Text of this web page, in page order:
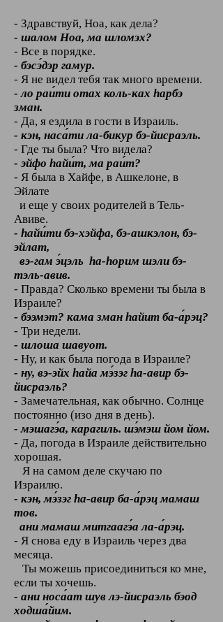
- Здравствуй, Ноа, как дела?
- шалом Ноа, ма шломэх?
- Все в порядке.
- бэсэ́дэр гамур.
- Я не видел тебя так много времени.
- ло раи́ти отах коль-ках hарбэ
зман.
- Да, я ездила в гости в Израиль.
- кэн, наса́ти ла-бикур бэ-йисраэль.
- Где ты была? Что видела?
- эйфо hайи́т, ма раи́т?
- Я была в Хайфе, в Ашкелоне, в
Эйлате
и еще у своих родителей в Тель-
Авиве.
- hайи́ти бэ-хэйфа, бэ-ашкэлон, бэ-
эйлат,
вэ-гам э́цэль hа-hорим шэли бэ-
тэль-авив.
- Правда? Сколько времени ты была в
Израиле?
- бээмэт? кама зман hайит ба-а́рэц?
- Три недели.
- шлоша шавуот.
- Ну, и как была погода в Израиле?
- ну, вэ-эйх hайа мэ́зэг hа-авир бэ-
йисраэль?
- Замечательная, как обычно. Солнце
постоянно (изо дня в день).
- мэшагэ́а, карагиль. шэ́мэш йом йом.
- Да, погода в Израиле действительно
хорошая.
Я на самом деле скучаю по
Израилю.
- кэн, мэ́зэг hа-авир ба-а́рэц мамаш
тов.
ани мамаш митгаагэ́а ла-а́рэц.
- Я снова еду в Израиль через два
месяца.
Ты можешь присоединиться ко мне,
если ты хочешь.
- ани носа́ат шув лэ-йисраэль бэод
ходша́йим.